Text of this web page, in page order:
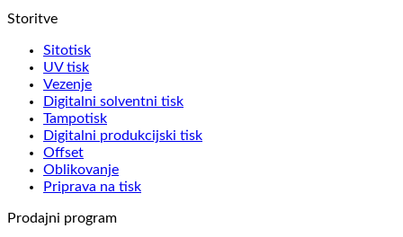
Storitve
Sitotisk
UV tisk
Vezenje
Digitalni solventni tisk
Tampotisk
Digitalni produkcijski tisk
Offset
Oblikovanje
Priprava na tisk
Prodajni program